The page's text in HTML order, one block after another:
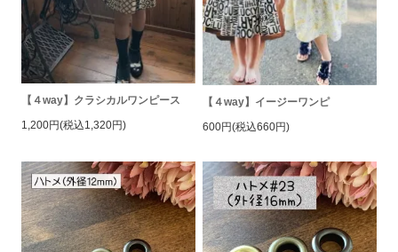
【４way】クラシカルワンピース
1,200円(税込1,320円)
【４way】イージーワンピ
600円(税込660円)